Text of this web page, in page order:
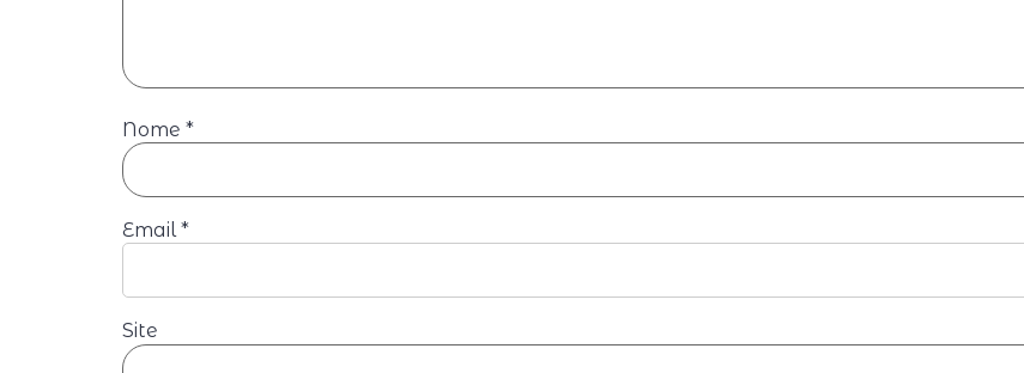
Nome *
Email*
Site